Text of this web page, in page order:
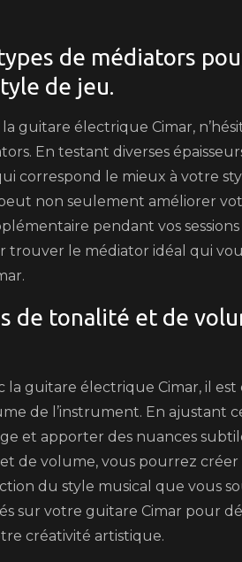
de médiators
de jeu.
guitare électrique Cimar,
En testant diverses
correspond le mieux à votre
non seulement améliorer
pendant vos
trouver le médiator idéal qui
de tonalité et de
guitare électrique Cimar, il est
de l’instrument. En ajustant
et apporter des nuances
de volume, vous pourrez créer
du style musical que vous
sur votre guitare Cimar pour
créativité artistique.